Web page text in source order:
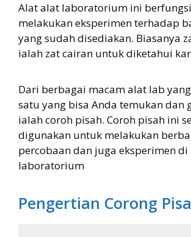
Alat alat laboratorium ini
melakukan eksperimen terhadap
yang sudah disediakan. Biasanya
ialah zat cairan untuk diketahui
Dari berbagai macam alat lab
satu yang bisa Anda temukan dan
ialah coroh pisah. Coroh pisah ini
digunakan untuk melakukan
percobaan dan juga eksperimen di
laboratorium
Pengertian Corong